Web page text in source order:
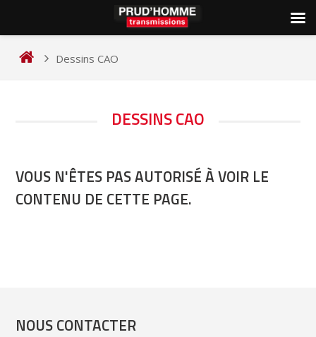
Dessins CAO
DESSINS CAO
VOUS N'ÊTES PAS AUTORISÉ À VOIR LE
CONTENU DE CETTE PAGE.
NOUS CONTACTER